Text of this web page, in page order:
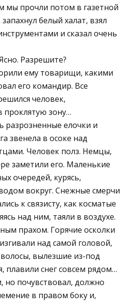
мы прочли потом в газетной
белый халат, взял
и сказал очень
Разрешите?
ему товарищи, какими
его командир. Все
человек,
зону…
разрозненные елочки и
звенела в осоке над
Человек полз. Немцы,
заметили его. Маленькие
очередей, курясь,
вокруг. Снежные смерчи
к связисту, как косматые
над ним, таяли в воздухе.
прахом. Горячие осколки
над самой головой,
вылезшие из-под
снег совсем рядом…
но почувствовал, должно
в правом боку и,